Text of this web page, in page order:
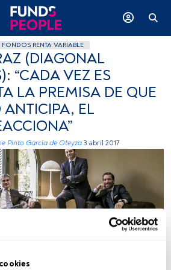
FONDOS RENTA VARIABLE
(DIAGONAL
“CADA VEZ ES
LA PREMISA DE QUE
EL
Pinto Garcia de Oteyza3 abril 2017